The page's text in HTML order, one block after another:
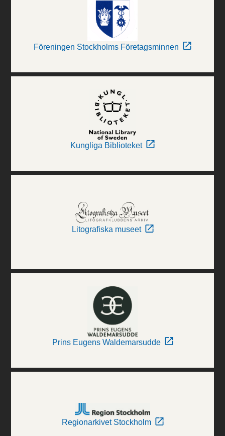
Föreningen Stockholms Företagsminnen
Kungliga Biblioteket
Litografiska museet
Prins Eugens Waldemarsudde
Regionarkivet Stockholm